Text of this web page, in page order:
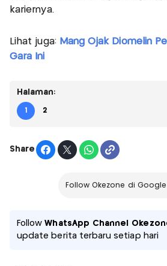
kariernya.
Lihat juga: Mang Ojak Diomelin
Gara Ini
Halaman:
1 2
Share
Follow Okezone di Google
FollowWhatsApp Channel
update berita terbaru setiap hari